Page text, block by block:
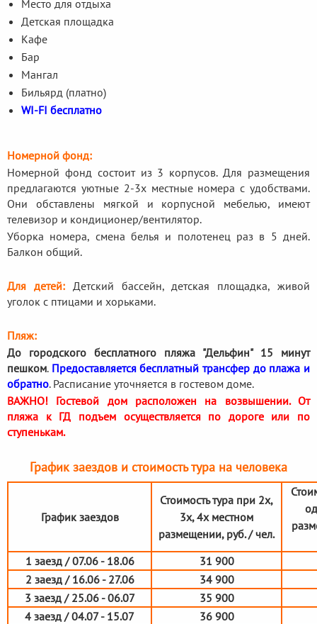
Место для отдыха
Детская площадка
Кафе
Бар
Мангал
Бильярд (платно)
WI-FI бесплатно
Номерной фонд:
Номерной фонд состоит из 3 корпусов. Для размещения
предлагаются уютные 2-3х местные номера с удобствами.
Они обставлены мягкой и корпусной мебелью, имеют
телевизор и кондиционер/вентилятор.
Уборка номера, смена белья и полотенец раз в 5 дней.
Балкон общий.
Для детей:Детский бассейн, детская площадка, живой
уголок с птицами и хорьками.
Пляж:
До городского бесплатного пляжа "Дельфин" 15 минут
пешком. Предоставляется бесплатный трансфер до плажа и
обратно. Расписание уточняется в гостевом доме.
ВАЖНО! Гостевой дом расположен на возвышении. От
пляжа к ГД подъем осуществляется по дороге или по
ступенькам.
График заездов и стоимость тура на человека
График заездов
Стоимость тура при 2х,
3х, 4х местном
размещении, руб. / чел.
1 заезд / 07.06 - 18.06
31 900
2 заезд / 16.06 - 27.06
34 900
3 заезд / 25.06 - 06.07
35 900
4 заезд / 04.07 - 15.07
36 900